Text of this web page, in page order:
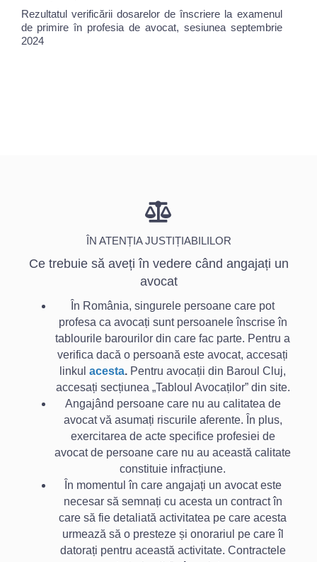
Rezultatul verificării dosarelor de înscriere la examenul
de primire în profesia de avocat, sesiunea septembrie
2024
ÎN ATENȚIA JUSTIȚIABILILOR
Ce trebuie să aveți în vedere când angajați un
avocat
În România, singurele persoane care pot
profesa ca avocați sunt persoanele înscrise în
tablourile barourilor din care fac parte. Pentru a
verifica dacă o persoană este avocat, accesați
linkul acesta. Pentru avocații din Baroul Cluj,
accesați secțiunea „Tabloul Avocaților” din site.
Angajând persoane care nu au calitatea de
avocat vă asumați riscurile aferente. În plus,
exercitarea de acte specifice profesiei de
avocat de persoane care nu au această calitate
constituie infracțiune.
În momentul în care angajați un avocat este
necesar să semnați cu acesta un contract în
care să fie detaliată activitatea pe care acesta
urmează să o presteze și onorariul pe care îl
datorați pentru această activitate. Contractele